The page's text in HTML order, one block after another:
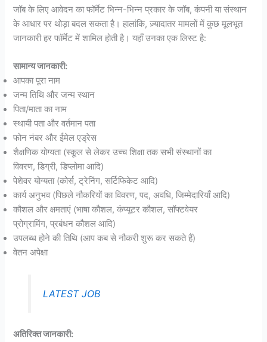
जॉब के लिए आवेदन का फॉर्मेट भिन्न-भिन्न प्रकार के जॉब, कंपनी या संस्थान
के आधार पर थोड़ा बदल सकता है। हालांकि, ज़्यादातर मामलों में कुछ मूलभूत
जानकारी हर फॉर्मेट में शामिल होती है। यहाँ उनका एक लिस्ट है:
सामान्य जानकारी:
आपका पूरा नाम
जन्म तिथि और जन्म स्थान
पिता/माता का नाम
स्थायी पता और वर्तमान पता
फोन नंबर और ईमेल एड्रेस
शैक्षणिक योग्यता (स्कूल से लेकर उच्च शिक्षा तक सभी संस्थानों का
विवरण, डिग्री, डिप्लोमा आदि)
पेशेवर योग्यता (कोर्स, ट्रेनिंग, सर्टिफिकेट आदि)
कार्य अनुभव (पिछले नौकरियों का विवरण, पद, अवधि, जिम्मेदारियाँ आदि)
कौशल और क्षमताएं (भाषा कौशल, कंप्यूटर कौशल, सॉफ्टवेयर
प्रोग्रामिंग, प्रबंधन कौशल आदि)
उपलब्ध होने की तिथि (आप कब से नौकरी शुरू कर सकते हैं)
वेतन अपेक्षा
LATEST JOB
अतिरिक्त जानकारी: